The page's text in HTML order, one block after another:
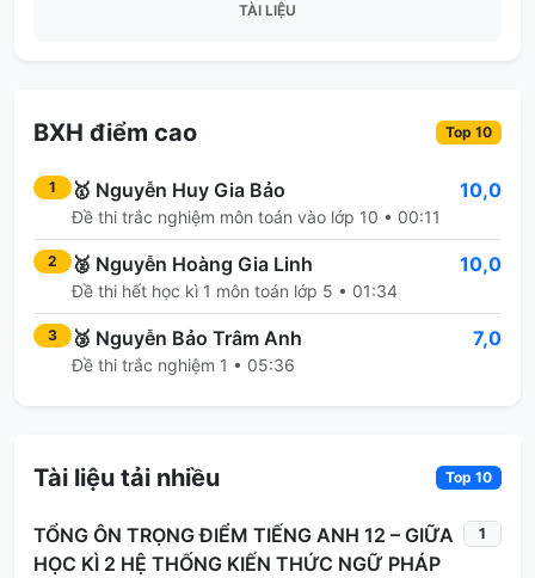
TÀI LIỆU
BXH điểm cao Top 10
1 🥇 Nguyễn Huy Gia Bảo
Đề thi trắc nghiệm môn toán vào lớp 10 • 00:11
10,0
2 🥈 Nguyễn Hoàng Gia Linh
Đề thi hết học kì 1 môn toán lớp 5 • 01:34
10,0
3 🥉 Nguyễn Bảo Trâm Anh
Đề thi trắc nghiệm 1 • 05:36
7,0
Tài liệu tải nhiều Top 10
TỔNG ÔN TRỌNG ĐIỂM TIẾNG ANH 12 – GIỮA
HỌC KÌ 2 HỆ THỐNG KIẾN THỨC NGỮ PHÁP
1